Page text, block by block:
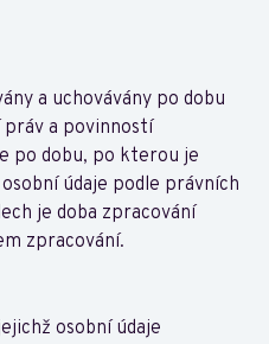
a uchovávány po dobu
a povinností
po dobu, po kterou je
údaje podle právních
je doba zpracování
zpracování.
osobní údaje